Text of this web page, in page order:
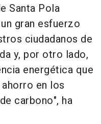
Santa Pola
gran esfuerzo
ciudadanos de
y, por otro lado,
energética que
en los
carbono", ha